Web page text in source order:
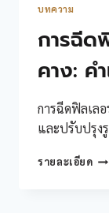
บทความ
การฉีด
คาง: ค
การฉีดฟิลเล
และปรับปรุง
รายละเอียดการ